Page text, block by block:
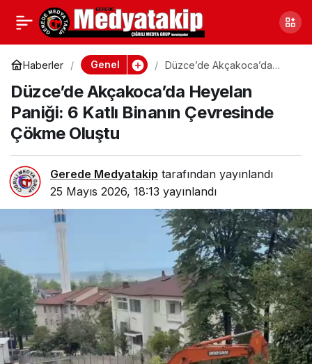
Haberler Genel
Düzce’de Akçakoca’da
Binanın Çevresinde Çökme
Oluştu
Düzce’de Akçakoca’da Heyelan
Paniği: 6 Katlı Binanın Çevresinde
Çökme Oluştu
Gerede Medyatakip tarafından yayınlandı
25 Mayıs 2026, 18:13 yayınlandı
Düzce’de 11 Bin
Makaron Ele Geçirildi
Paylaş